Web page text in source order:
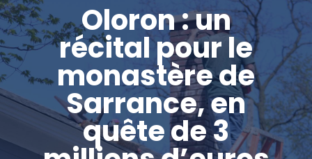
Oloron : un
récital pour le
monastère de
Sarrance, en
quête de 3